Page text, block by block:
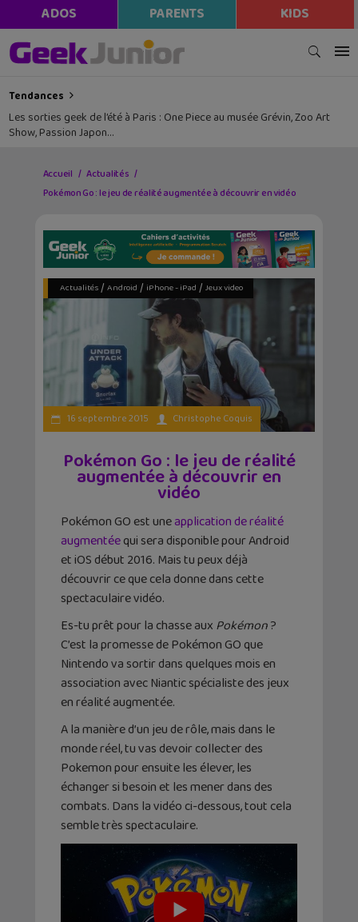
ADOS PARENTS KIDS
Tendances
Les sorties geek de l’été à Paris : One Piece au musée Grévin, Zoo Art
Show, Passion Japon…
Accueil
Actualités
Pokémon Go : le jeu de réalité augmentée à découvrir en vidéo
Actualités/ Android / iPhone - iPad / Jeux video
16 septembre 2015 Christophe Coquis
Pokémon Go : le jeu de réalité
augmentée à découvrir en
vidéo
Pokémon GO est uneapplication de réalité
augmentéequi sera disponible pour Android
et iOS début 2016. Mais tu peux déjà
découvrir ce que cela donne dans cette
spectaculaire vidéo.
Es-tu prêt pour la chasse aux Pokémon?
C’est la promesse de Pokémon GO que
Nintendo va sortir dans quelques mois en
association avec Niantic spécialiste des jeux
en réalité augmentée.
A la manière d’un jeu de rôle, mais dans le
monde réel, tu vas devoir collecter des
Pokemon pour ensuite les élever, les
échanger si besoin et les mener dans des
combats. Dans la vidéo ci-dessous, tout cela
semble très spectaculaire.